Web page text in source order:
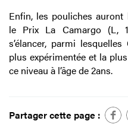
Enfin, les pouliches
le Prix La Camargo (L,
s’élancer, parmi
plus expérimentée et la
ce niveau à l’âge de 2ans.
Partager cette page :